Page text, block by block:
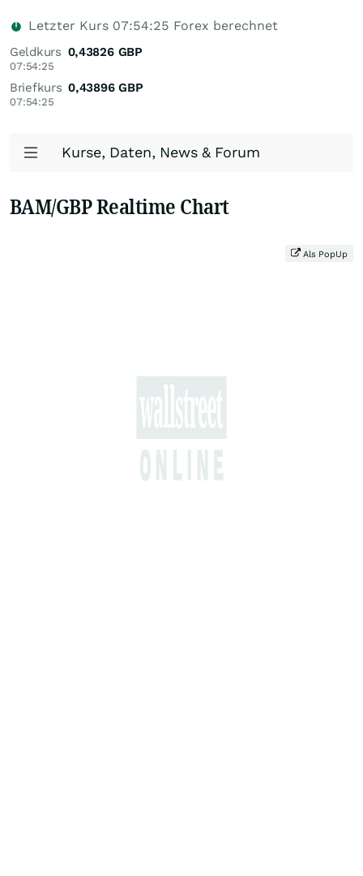
Letzter Kurs 07:54:25 Forex berechnet
Geldkurs
07:54:25
0,43826 GBP
Briefkurs
07:54:25
0,43896 GBP
Kurse, Daten, News & Forum
BAM/GBP Realtime Chart
Als PopUp